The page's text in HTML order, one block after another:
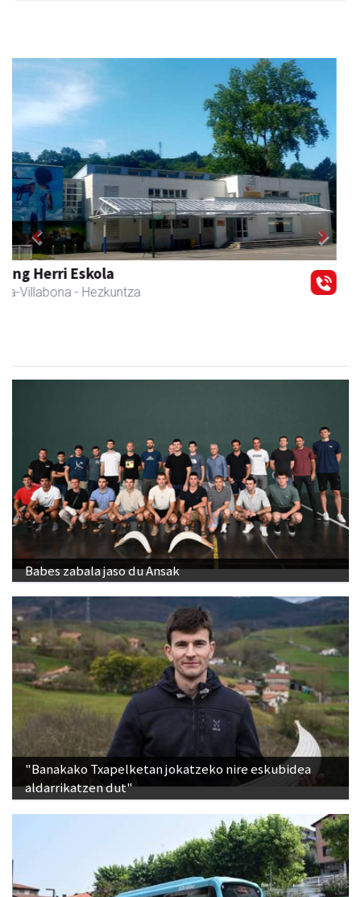
Ados muntaiak
Asteasu - Muntaiak
Previous Next
Babes zabala jaso du Ansak
"Banakako Txapelketan jokatzeko nire eskubidea
aldarrikatzen dut"